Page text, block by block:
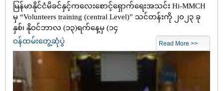
မြန်မာနိုင်ငံမိခင်နှင့်ကလေးစောင့်ရှောက်ရေးအသင်း Hi-MMCH
မှ “Volunteers training (central Level)” သင်တန်းကို ၂၀၂၃ ခု
နှစ်၊ နိုဝင်ဘာလ (၁၃)ရက်နေ့မှ (၁၄
Read More >>
ဝန်ထမ်းတွေ့ဆုံပွဲ